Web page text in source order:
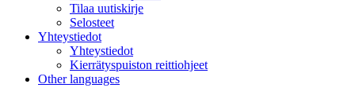
Tilaa uutiskirje
Selosteet
Yhteystiedot
Yhteystiedot
Kierrätyspuiston reittiohjeet
Other languages